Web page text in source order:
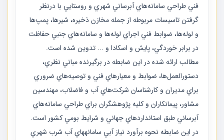
فني طراحي سامانه‌هاي آبرساني شهري و روستايي با درنظر
گرفتن تاسيسات مربوطه از جمله مخازن ذخيره، شيرها، پمپ‌ها
و لوله‌ها، ضوابط فني اجراي لوله‌ها و سامانه‌هاي جنبي حفاظت
در برابر خوردگي، پايش و اسكادا و ... تدوين شده است.
مطالب ارائه شده در اين ضابطه در برگيرنده مباني نظري،
دستورالعمل‌ها، ضوابط و معيارهاي فني و توصيه‌هاي ضروري
براي مديران و كارشناسان شركت‌هاي آب و فاضلاب، مهندسين
مشاور، پيمانكاران و كليه پژوهشگران براي طراحي سامانه‌هاي
آبرساني طبق استانداردهاي جهاني و شرايط بومي كشور است.
در اين ضابطه نحوه برآورد نياز آبي سامانه‎هاي آب شرب شهري